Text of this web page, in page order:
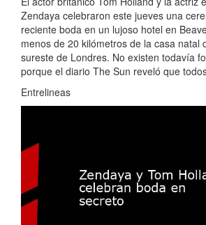
Zendaya celebraron este jueves una
reciente boda en un lujoso hotel en
menos de 20 kilómetros de la casa natal
sureste de Londres. No existen todavía
porque el diario The Sun reveló que
Entrelineas